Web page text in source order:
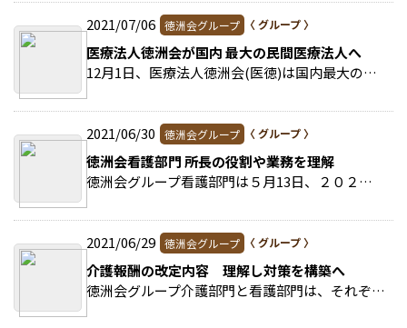
2021/07/06 徳洲会グループ
医療法人徳洲会が国内 最大の民間医療法人へ
12月1日、医療法人徳洲会(医徳)は国内最大の民間医療法人となる。 >>続きを読む
2021/06/30 徳洲会グループ
徳洲会看護部門 所長の役割や業務を理解
徳洲会グループ看護部門は５月13日、２０２１年度第１回訪問看護ステーション（訪看ＳＴ）管理者研修をオンラインで行った。 >>続きを読む
2021/06/29 徳洲会グループ
介護報酬の改定内容 理解し対策を構築へ
徳洲会グループ介護部門と看護部門は、それぞれ2021年度介護報酬改定をテーマとしたWEB会議を行った。 >>続きを読む